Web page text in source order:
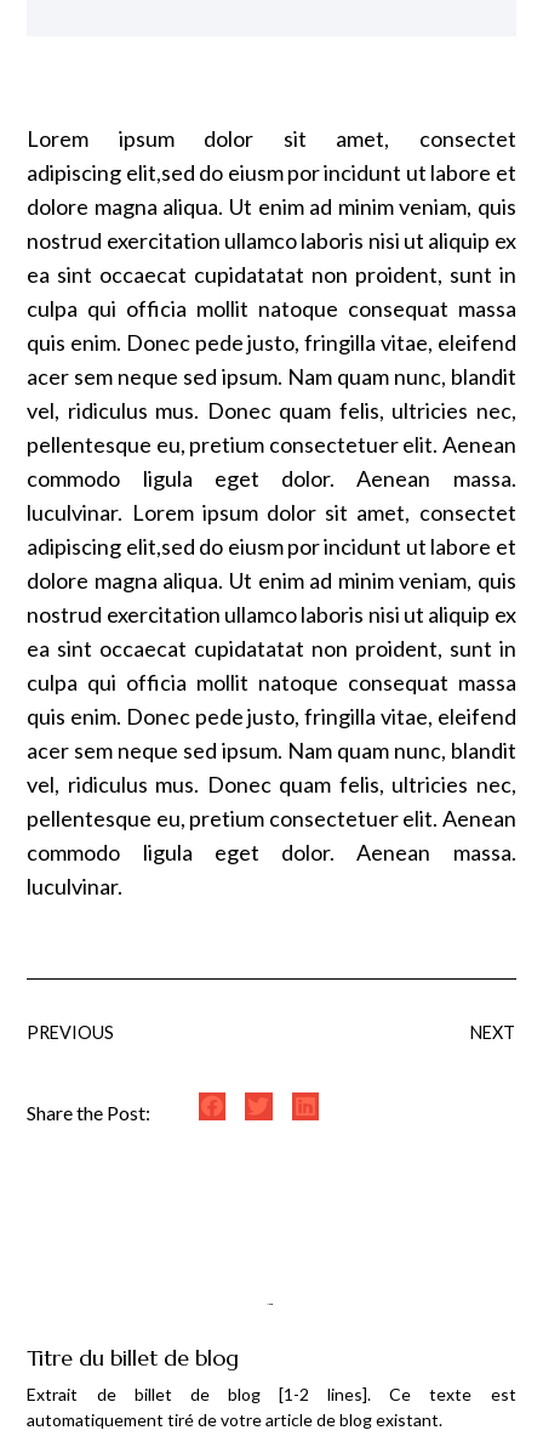
Lorem ipsum dolor sit amet, consectet
adipiscing elit,sed do eiusm por incidunt ut labore et
dolore magna aliqua. Ut enim ad minim veniam, quis
nostrud exercitation ullamco laboris nisi ut aliquip ex
ea sint occaecat cupidatatat non proident, sunt in
culpa qui officia mollit natoque consequat massa
quis enim. Donec pede justo, fringilla vitae, eleifend
acer sem neque sed ipsum. Nam quam nunc, blandit
vel, ridiculus mus. Donec quam felis, ultricies nec,
pellentesque eu, pretium consectetuer elit. Aenean
commodo ligula eget dolor. Aenean massa.
luculvinar. Lorem ipsum dolor sit amet, consectet
adipiscing elit,sed do eiusm por incidunt ut labore et
dolore magna aliqua. Ut enim ad minim veniam, quis
nostrud exercitation ullamco laboris nisi ut aliquip ex
ea sint occaecat cupidatatat non proident, sunt in
culpa qui officia mollit natoque consequat massa
quis enim. Donec pede justo, fringilla vitae, eleifend
acer sem neque sed ipsum. Nam quam nunc, blandit
vel, ridiculus mus. Donec quam felis, ultricies nec,
pellentesque eu, pretium consectetuer elit. Aenean
commodo ligula eget dolor. Aenean massa.
luculvinar.
PREVIOUS NEXT
Share the Post:
Titre du billet de blog
Extrait de billet de blog [1-2 lines]. Ce texte est
automatiquement tiré de votre article de blog existant.